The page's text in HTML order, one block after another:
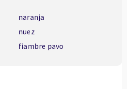
naranja
nuez
fiambre pavo